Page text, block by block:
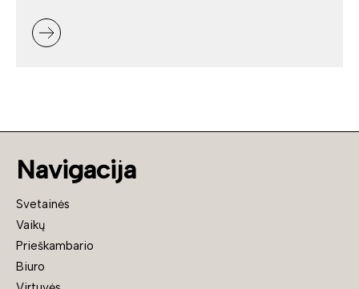
Navigacija
Svetainės
Vaikų
Prieškambario
Biuro